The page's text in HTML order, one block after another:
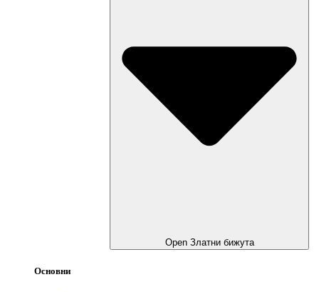
Open Златни бижута
Основни